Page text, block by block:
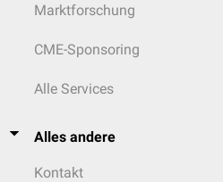
Marktforschung
CME-Sponsoring
Alle Services
Alles andere
Kontakt